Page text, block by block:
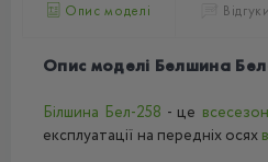
Опис моделі
Опис моделі Белшина
Білшина Бел-258 - це
експлуатації на передніх осях